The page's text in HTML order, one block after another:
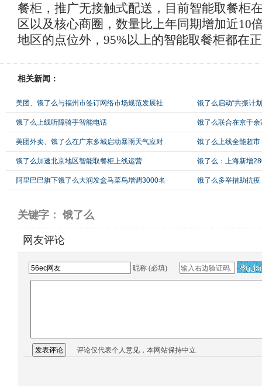
餐柜，推广无接触式配送，目前智能取餐柜
区以及核心商圈，数量比上年同期增加近10
地区的点位外，95%以上的智能取餐柜都在
相关新闻：
美团、饿了么与福州市签订网络市场规范发展社 饿了么启动“共振计
饿了么上线听障骑手智能电话 饿了么联合在京千
美团外卖、饿了么在广东多城启动暴雨天气应对 饿了么上线全能超市
饿了么加速北京地区智能取餐柜上线运营 饿了么：上海新增
阿里巴巴旗下饿了么大润发盒马菜鸟增调3000名 饿了么多举措助抗疫
关键字： 饿了么
网友评论
昵称 (必填)
评论仅代表个人意见，本网站保持中立